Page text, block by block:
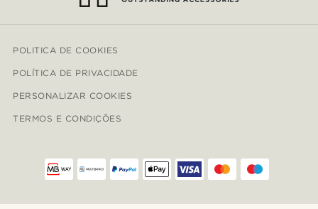
POLITICA DE COOKIES
POLÍTICA DE PRIVACIDADE
PERSONALIZAR COOKIES
TERMOS E CONDIÇÕES